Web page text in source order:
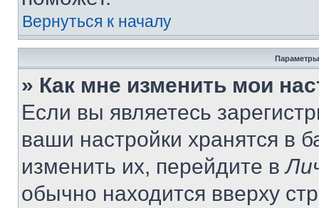
Вернуться к началу
Параметры
» Как мне изменить мои
Если вы являетесь
ваши настройки хранятся в
изменить их, перейдите в
обычно находится вверху